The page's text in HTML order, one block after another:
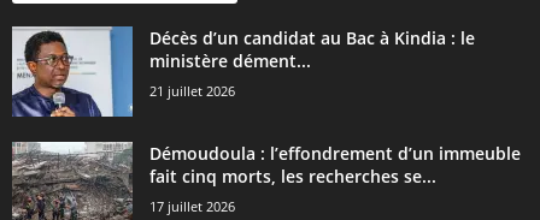
Décès d’un candidat au Bac à Kindia : le
ministère dément...
21 juillet 2026
Démoudoula : l’effondrement d’un immeuble
fait cinq morts, les recherches se...
17 juillet 2026